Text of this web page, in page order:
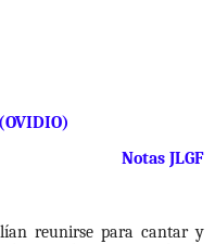
Notas JLGF
reunirse para cantar y